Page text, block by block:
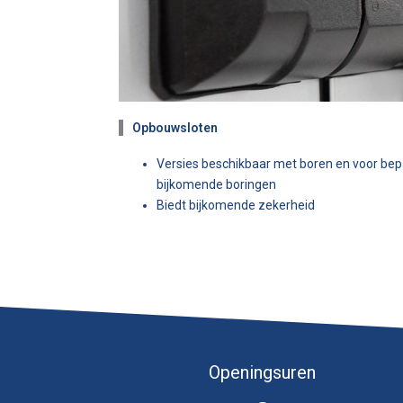
Opbouwsloten
Versies beschikbaar met boren en voor
bijkomende boringen
Biedt bijkomende zekerheid
Openingsuren